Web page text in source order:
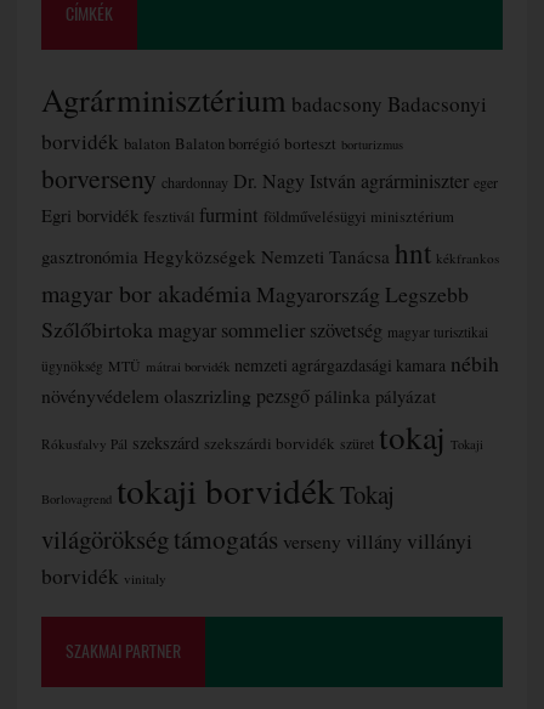
CÍMKÉK
Agrárminisztérium badacsony Badacsonyi
borvidék balaton Balaton borrégió borteszt borturizmus
borverseny chardonnay Dr. Nagy István agrárminiszter eger
Egri borvidék fesztivál furmint földművelésügyi minisztérium
gasztronómia Hegyközségek Nemzeti Tanácsa hnt kékfrankos
magyar bor akadémia Magyarország Legszebb
Szőlőbirtoka magyar sommelier szövetség magyar turisztikai
ügynökség MTÜ mátrai borvidék nemzeti agrárgazdasági kamara nébih
növényvédelem olaszrizling pezsgő pálinka pályázat
Rókusfalvy Pál szekszárd szekszárdi borvidék szüret tokaj Tokaji
Borlovagrend tokaji borvidékTokaj
világörökségtámogatás verseny villány villányi
borvidék vinitaly
SZAKMAI PARTNER